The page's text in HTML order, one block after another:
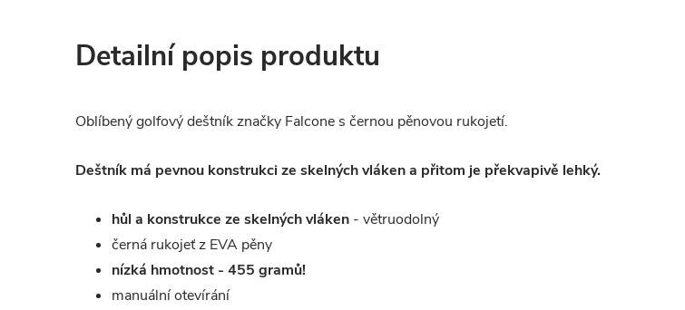
Detailní popis produktu
Oblíbený golfový deštník značky Falcone s černou pěnovou rukojetí.
Deštník má pevnou konstrukci ze skelných vláken a přitom je překvapivě lehký.
hůl a konstrukce ze skelných vláken - větruodolný
černá rukojeť z EVA pěny
nízká hmotnost - 455 gramů!
manuální otevírání